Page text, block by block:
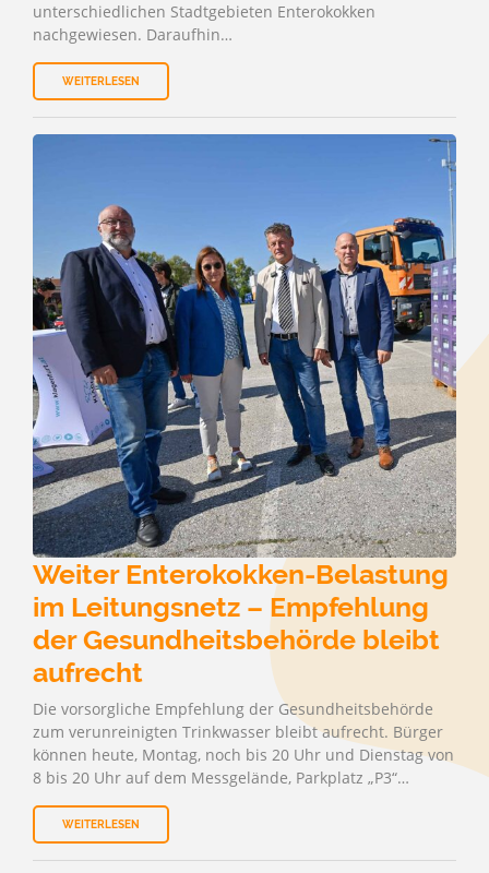
unterschiedlichen Stadtgebieten Enterokokken
nachgewiesen. Daraufhin…
WEITERLESEN
Weiter Enterokokken-Belastung
im Leitungsnetz – Empfehlung
der Gesundheitsbehörde bleibt
aufrecht
Die vorsorgliche Empfehlung der Gesundheitsbehörde
zum verunreinigten Trinkwasser bleibt aufrecht. Bürger
können heute, Montag, noch bis 20 Uhr und Dienstag von
8 bis 20 Uhr auf dem Messgelände, Parkplatz „P3“…
WEITERLESEN